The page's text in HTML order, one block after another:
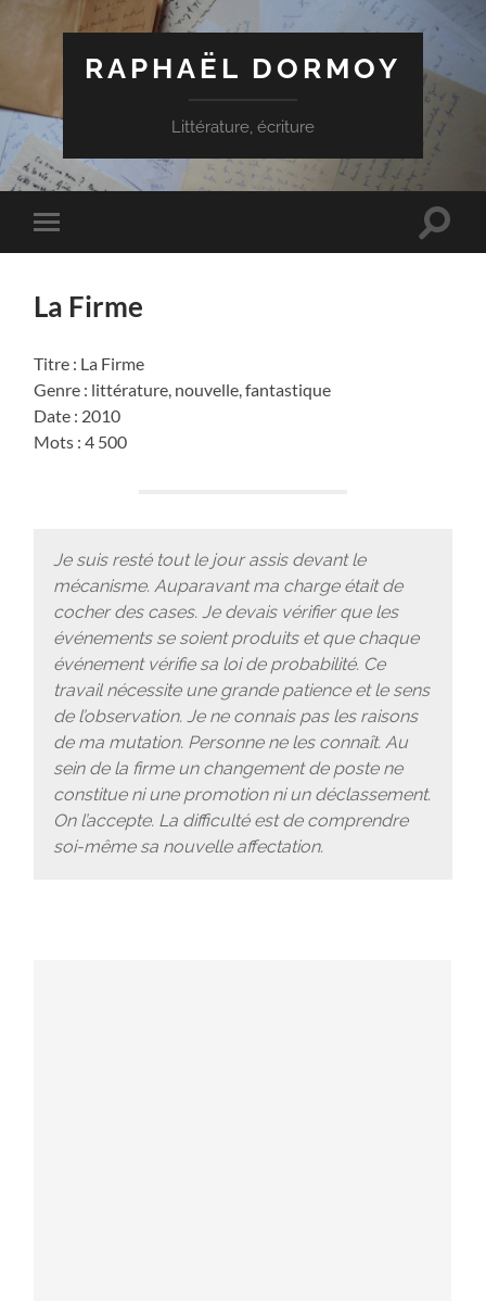
RAPHAËL DORMOY
Littérature, écriture
Toggle
mobile
Toggle
La Firme
Titre : La Firme
Genre : littérature, nouvelle, fantastique
Date : 2010
Mots : 4 500
Je suis resté tout le jour assis devant le
mécanisme. Auparavant ma charge était de
cocher des cases. Je devais vérifier que les
événements se soient produits et que chaque
événement vérifie sa loi de probabilité. Ce
travail nécessite une grande patience et le sens
de l’observation. Je ne connais pas les raisons
de ma mutation. Personne ne les connaît. Au
sein de la firme un changement de poste ne
constitue ni une promotion ni un déclassement.
On l’accepte. La difficulté est de comprendre
soi-même sa nouvelle affectation.